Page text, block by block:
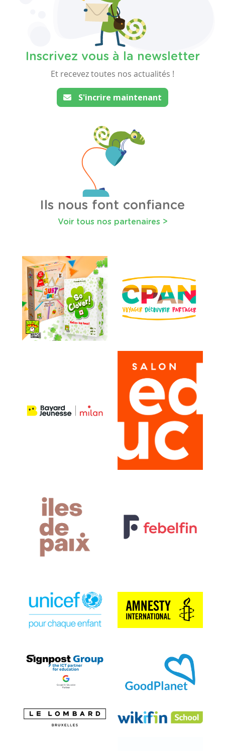
Inscrivez vous à la newsletter
Et recevez toutes nos actualités !
S'incrire maintenant
Ils nous font confiance
Voir tous nos partenaires >